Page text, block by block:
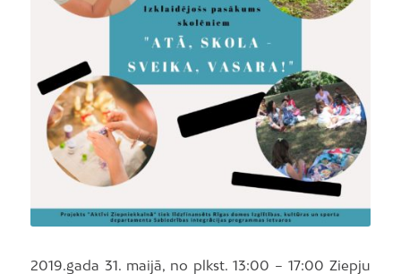
2019.gada 31. maijā, no plkst. 13:00 – 17:00 Ziepju